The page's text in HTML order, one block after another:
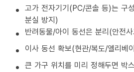
고가 전자기기(PC/콘솔 등)는 구
분실 방지)
반려동물/아이 동선은 분리(안전
이사 동선 확보(현관/복도/엘리베
큰 가구 위치를 미리 정해두면 박